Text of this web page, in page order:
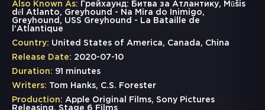
Also Known As: Грейхаунд: Битва за Атлантику, Mūšis
dėl Atlanto, Greyhound - Na Mira do Inimigo,
Greyhound, USS Greyhound - La Bataille de
l'Atlantique
Country: United States of America, Canada, China
Release Date: 2020-07-10
Duration: 91 minutes
Writers: Tom Hanks, C.S. Forester
Production: Apple Original Films, Sony Pictures
Releasing, Stage 6 Films